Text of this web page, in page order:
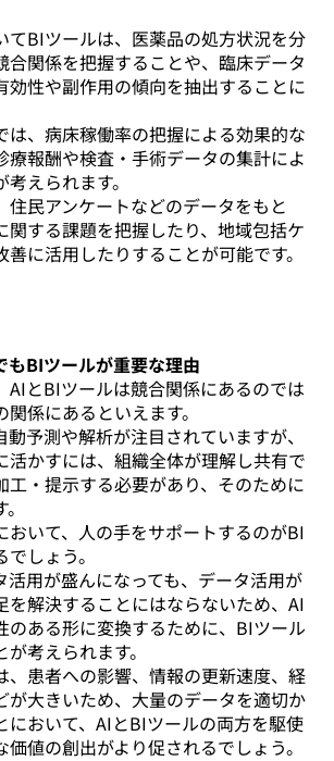
てBIツールは、医薬品の処方状況を分
合関係を把握することや、臨床データ
効性や副作用の傾向を抽出することに
は、病床稼働率の把握による効果的な
療報酬や検査・手術データの集計によ
えられます。
住民アンケートなどのデータをもと
関する課題を把握したり、地域包括ケ
に活用したりすることが可能です。
もBIツールが重要な理由
とBIツールは競合関係にあるのでは
係にあるといえます。
予測や解析が注目されていますが、
活かすには、組織全体が理解し共有で
工・提示する必要があり、そのために
おいて、人の手をサポートするのがBI
しょう。
活用が盛んになっても、データ活用が
を解決することにはならないため、AI
のある形に変換するために、BIツール
考えられます。
、患者への影響、情報の更新速度、経
が大きいため、大量のデータを適切か
において、AIとBIツールの両方を駆使
値の創出がより促されるでしょう。